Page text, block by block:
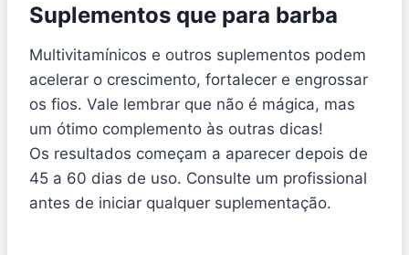
Suplementos que para barba
Multivitamínicos e outros suplementos podem
acelerar o crescimento, fortalecer e engrossar
os fios. Vale lembrar que não é mágica, mas
um ótimo complemento às outras dicas!
Os resultados começam a aparecer depois de
45 a 60 dias de uso. Consulte um profissional
antes de iniciar qualquer suplementação.